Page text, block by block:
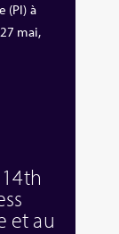
(PI) à
mai,
et au